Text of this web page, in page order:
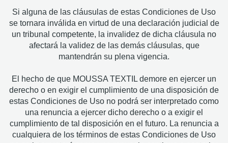
Si alguna de las cláusulas de estas Condiciones de Uso
se tornara inválida en virtud de una declaración judicial de
un tribunal competente, la invalidez de dicha cláusula no
afectará la validez de las demás cláusulas, que
mantendrán su plena vigencia.
El hecho de que MOUSSA TEXTIL demore en ejercer un
derecho o en exigir el cumplimiento de una disposición de
estas Condiciones de Uso no podrá ser interpretado como
una renuncia a ejercer dicho derecho o a exigir el
cumplimiento de tal disposición en el futuro. La renuncia a
cualquiera de los términos de estas Condiciones de Uso